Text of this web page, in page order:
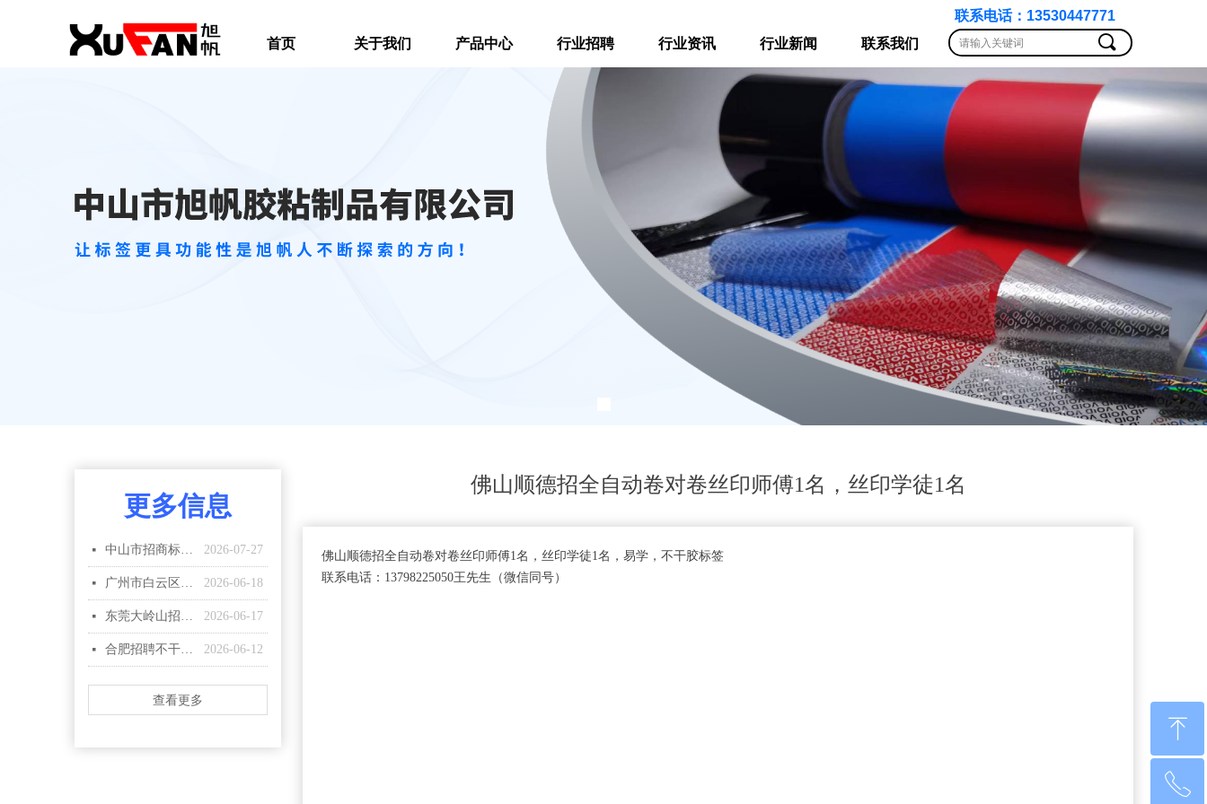
首页 关于我们 产品中心 行业招聘 行业资讯 行业新闻 联系我们 끠
联系电话：13530447771
佛山顺德招全自动卷对卷丝印师傅1名，丝印学徒1名
佛山顺德招全自动卷对卷丝印师傅1名，丝印学徒1名，易学，不干胶标签
联系电话：13798225050王先生（微信同号）
更多信息
2026-07-27
넷 中山市招商标机师傅2名
2026-06-18
넷 广州市白云区招5名商标机师傅
2026-06-17
넷 东莞大岭山招商标机师傅
2026-06-12
넷 合肥招聘不干胶商标机机长
查看更多
ꁸ
回到顶部
ꂅ